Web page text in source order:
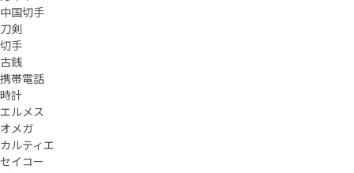
中国切手
刀剣
切手
古銭
携帯電話
時計
エルメス
オメガ
カルティエ
セイコー